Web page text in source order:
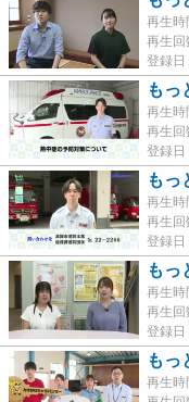
再生時
再生回
登録日
もっ
再生時
再生回
登録日
もっ
再生時
再生回
登録日
もっ
再生時
再生回
登録日
もっ
再生時